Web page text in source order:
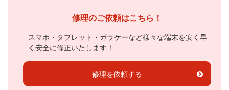
修理のご依頼はこちら！
スマホ・タブレット・ガラケーなど様々な端末を安く早
く安全に修正いたします！
修理を依頼する